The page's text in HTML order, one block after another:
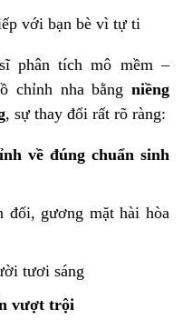
với bạn bè vì tự ti
phân tích mô mềm –
chỉnh nha bằng niềng
, sự thay đổi rất rõ ràng:
về đúng chuẩn sinh
đối, gương mặt hài hòa
tươi sáng
vượt trội